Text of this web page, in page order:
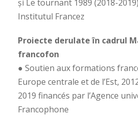
și Le tournant 1989 (2018-
Institutul Francez
Proiecte derulate în cadrul
francofon
● Soutien aux formations
Europe centrale et de l’Est,
2019 financés par l’Agence
Francophone